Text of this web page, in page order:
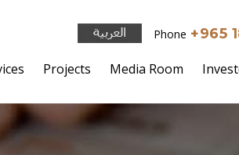
Phone +965
Projects Media Room